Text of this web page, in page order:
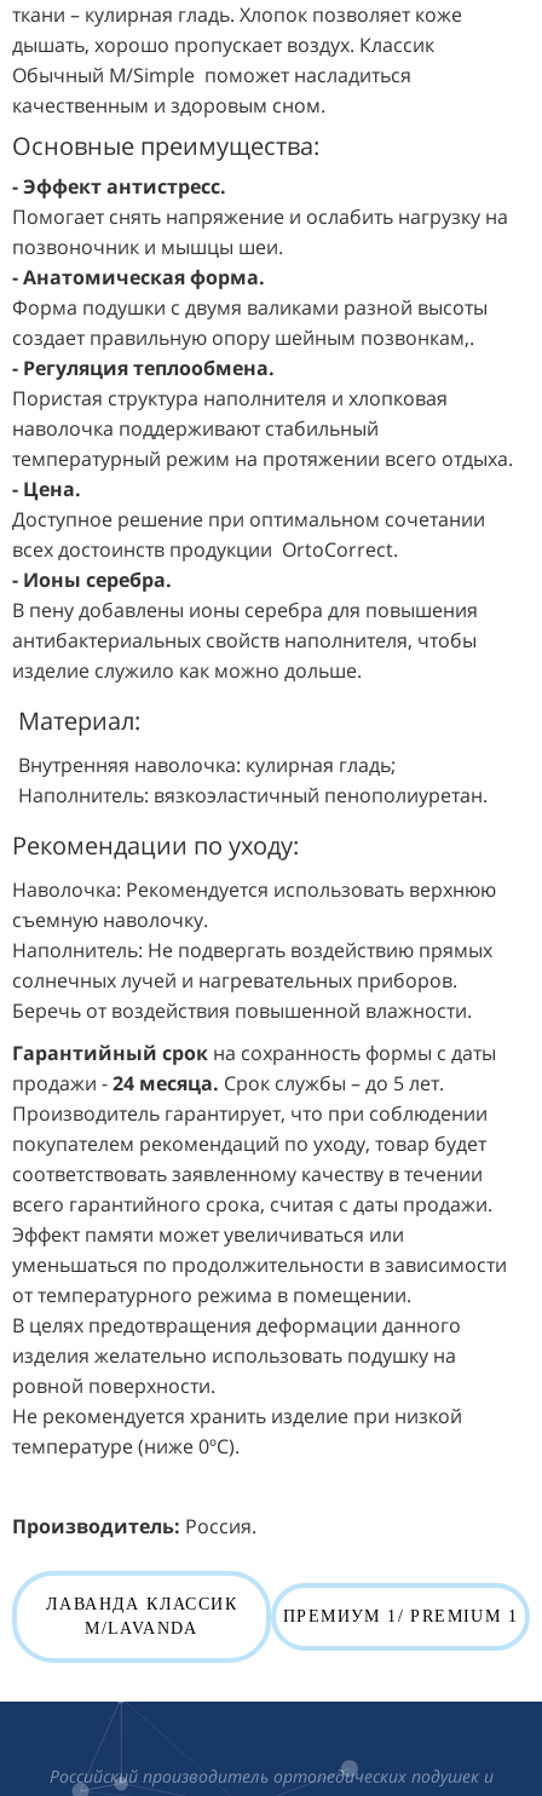
ткани – кулирная гладь. Хлопок позволяет коже
дышать, хорошо пропускает воздух. Классик
Обычный М/Simple поможет насладиться
качественным и здоровым сном.
Основные преимущества:
- Эффект антистресс.
Помогает снять напряжение и ослабить нагрузку на
позвоночник и мышцы шеи.
- Анатомическая форма.
Форма подушки с двумя валиками разной высоты
создает правильную опору шейным позвонкам,.
- Регуляция теплообмена.
Пористая структура наполнителя и хлопковая
наволочка поддерживают стабильный
температурный режим на протяжении всего отдыха.
- Цена.
Доступное решение при оптимальном сочетании
всех достоинств продукции OrtoCorrect.
- Ионы серебра.
В пену добавлены ионы серебра для повышения
антибактериальных свойств наполнителя, чтобы
изделие служило как можно дольше.
Материал:
Внутренняя наволочка: кулирная гладь;
Наполнитель: вязкоэластичный пенополиуретан.
Рекомендации по уходу:
Наволочка: Рекомендуется использовать верхнюю
съемную наволочку.
Наполнитель: Не подвергать воздействию прямых
солнечных лучей и нагревательных приборов.
Беречь от воздействия повышенной влажности.
Гарантийный срок на сохранность формы с даты
продажи -24 месяца. Срок службы – до 5 лет.
Производитель гарантирует, что при соблюдении
покупателем рекомендаций по уходу, товар будет
соответствовать заявленному качеству в течении
всего гарантийного срока, считая с даты продажи.
Эффект памяти может увеличиваться или
уменьшаться по продолжительности в зависимости
от температурного режима в помещении.
В целях предотвращения деформации данного
изделия желательно использовать подушку на
ровной поверхности.
Не рекомендуется хранить изделие при низкой
температуре (ниже 0ºС).
Производитель: Россия.
ЛАВАНДА КЛАССИК
М/LAVANDA
ПРЕМИУМ 1/ PREMIUM 1
Российский производитель ортопедических подушек и